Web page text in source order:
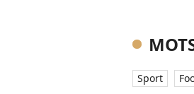
Sport